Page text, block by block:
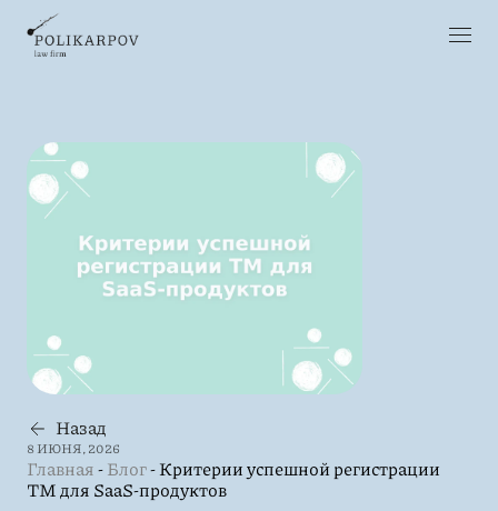
Назад
8 ИЮНЯ, 2026
Главная-Блог-Критерии успешной регистрации
ТМ для SaaS-продуктов